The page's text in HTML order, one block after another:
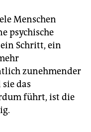
Menschen
psychische
Schritt, ein
zunehmender
das
führt, ist die